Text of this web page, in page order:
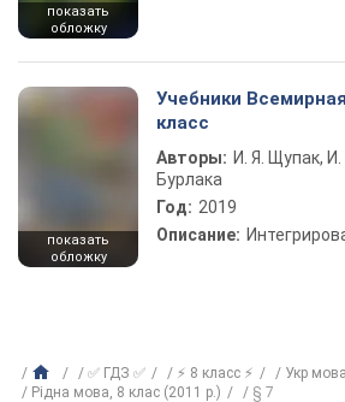
показать
обложку
показать
обложку
Учебники
класс
Авторы: И. Я. Щупак, И.
Бурлака
Год: 2019
Описание:
✅ ГДЗ ✅ ⚡ 8 класс ⚡
Укр
Рідна мова, 8 клас (2011 р.)
§ 7